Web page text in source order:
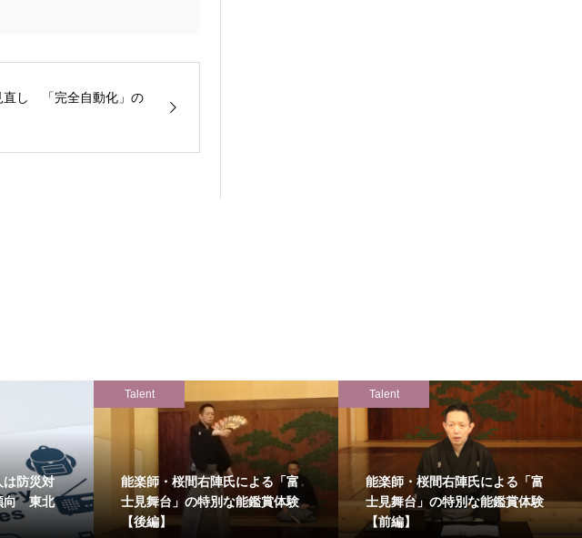
直し 「完全自動化」の
は防災対
向 東北
Talent
能楽師・桜間右陣氏による「富
士見舞台」の特別な能鑑賞体験
【後編】
Talent
能楽師・桜間右陣氏による「富
士見舞台」の特別な能鑑賞体験
【前編】